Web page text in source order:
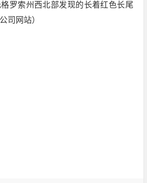
罗索州西北部发现的长着红色长尾
司网站）